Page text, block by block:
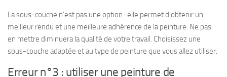
La sous-couche n’est pas une option : elle permet d’obtenir un
meilleur rendu et une meilleure adhérence de la peinture. Ne pas
en mettre diminuera la qualité de votre travail. Choisissez une
sous-couche adaptée et au type de peinture que vous allez utiliser.
Erreur n°3 : utiliser une peinture de